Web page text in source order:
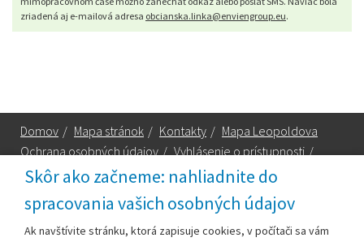
Skôr ako začneme: nahliadnite do
spracovania vašich osobných údajov
Ak navštívite stránku, ktorá zapisuje cookies, v počítači sa vám
zriadená aj e-mailová adresa obcianska.linka@enviengroup.eu.
Domov / Mapa stránok / Kontakty / Mapa Leopoldova
Ochrana osobných údajov / Vyhlásenie o prístupnosti /
Technická podpora